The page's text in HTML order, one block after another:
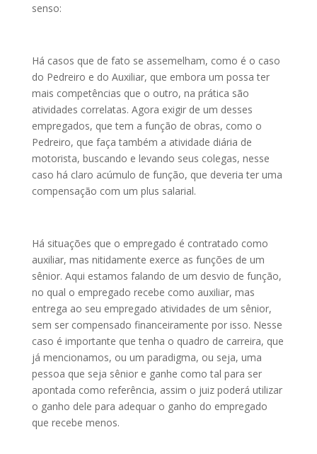
senso:
Há casos que de fato se assemelham, como é o caso
do Pedreiro e do Auxiliar, que embora um possa ter
mais competências que o outro, na prática são
atividades correlatas. Agora exigir de um desses
empregados, que tem a função de obras, como o
Pedreiro, que faça também a atividade diária de
motorista, buscando e levando seus colegas, nesse
caso há claro acúmulo de função, que deveria ter uma
compensação com um plus salarial.
Há situações que o empregado é contratado como
auxiliar, mas nitidamente exerce as funções de um
sênior. Aqui estamos falando de um desvio de função,
no qual o empregado recebe como auxiliar, mas
entrega ao seu empregado atividades de um sênior,
sem ser compensado financeiramente por isso. Nesse
caso é importante que tenha o quadro de carreira, que
já mencionamos, ou um paradigma, ou seja, uma
pessoa que seja sênior e ganhe como tal para ser
apontada como referência, assim o juiz poderá utilizar
o ganho dele para adequar o ganho do empregado
que recebe menos.